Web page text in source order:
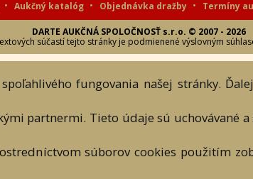
Aukčný katalóg Objednávka dražby Termíny
DARTE AUKČNÁ SPOLOČNOSŤ s.r.o. © 2007 - 2026
súčastí tejto stránky je podmienené výslovným
fungovania našej stránky.
partnermi. Tieto údaje sú uchovávané a
súborov cookies použitím